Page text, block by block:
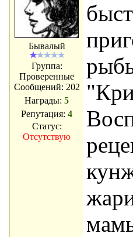
Бывалый
Группа:
Проверенные
Сообщений: 202
Награды: 5
Репутация: 4
Статус:
Отсутствую